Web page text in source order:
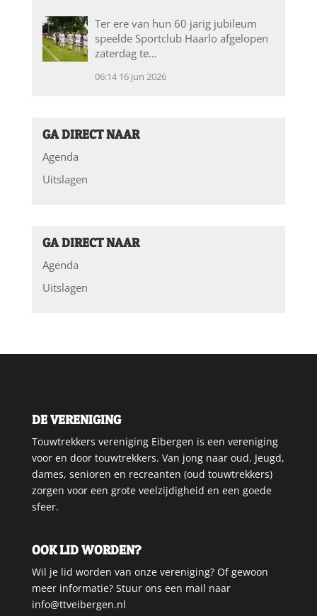
Ter ere van hun 60 jarig jubileum
speelde Sportclub Haarlo afgelopen
zaterdag te…
06:14 16 jun 2026
GA DIRECT NAAR
Agenda
Uitslagen
GA DIRECT NAAR
Agenda
Uitslagen
DE VERENIGING
Touwtrekkers vereniging Eibergen is een vereniging
voor en door touwtrekkers. Van jong naar oud. Jeugd,
dames, senioren en recreanten (oud touwtrekkers)
zorgen voor een grote veelzijdigheid en een goede
sfeer.
OOK LID WORDEN?
Wil je lid worden van onze vereniging? Of gewoon
meer informatie? Stuur ons een mail naar
info@ttveibergen.nl